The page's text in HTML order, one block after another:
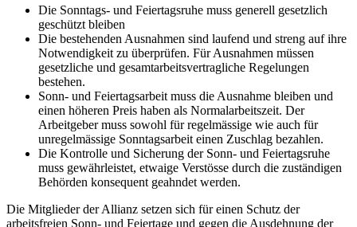
Die Sonntags- und Feiertagsruhe muss generell gesetzlich
geschützt bleiben
Die bestehenden Ausnahmen sind laufend und streng auf ihre
Notwendigkeit zu überprüfen. Für Ausnahmen müssen
gesetzliche und gesamtarbeitsvertragliche Regelungen
bestehen.
Sonn- und Feiertagsarbeit muss die Ausnahme bleiben und
einen höheren Preis haben als Normalarbeitszeit. Der
Arbeitgeber muss sowohl für regelmässige wie auch für
unregelmässige Sonntagsarbeit einen Zuschlag bezahlen.
Die Kontrolle und Sicherung der Sonn- und Feiertagsruhe
muss gewährleistet, etwaige Verstösse durch die zuständigen
Behörden konsequent geahndet werden.
Die Mitglieder der Allianz setzen sich für einen Schutz der
arbeitsfreien Sonn- und Feiertage und gegen die Ausdehnung der